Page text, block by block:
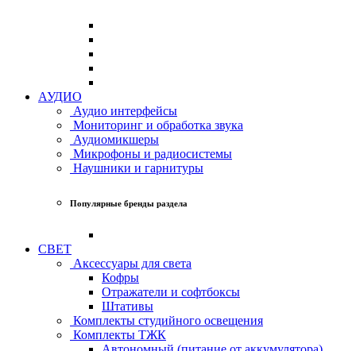
АУДИО
Аудио интерфейсы
Мониторинг и обработка звука
Аудиомикшеры
Микрофоны и радиосистемы
Наушники и гарнитуры
Популярные бренды раздела
СВЕТ
Аксессуары для света
Кофры
Отражатели и софтбоксы
Штативы
Комплекты студийного освещения
Комплекты ТЖК